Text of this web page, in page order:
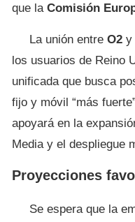
que la Comisión
La unión entre O2 y
los usuarios de Reino
unificada que busca
fijo y móvil “más
apoyará en la
Media y el despliegue
Proyecciones
Se espera que la